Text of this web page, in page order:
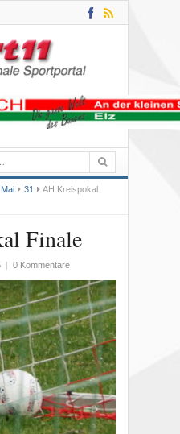
Mai 31
AH Kreispokal
Finale
0 Kommentare